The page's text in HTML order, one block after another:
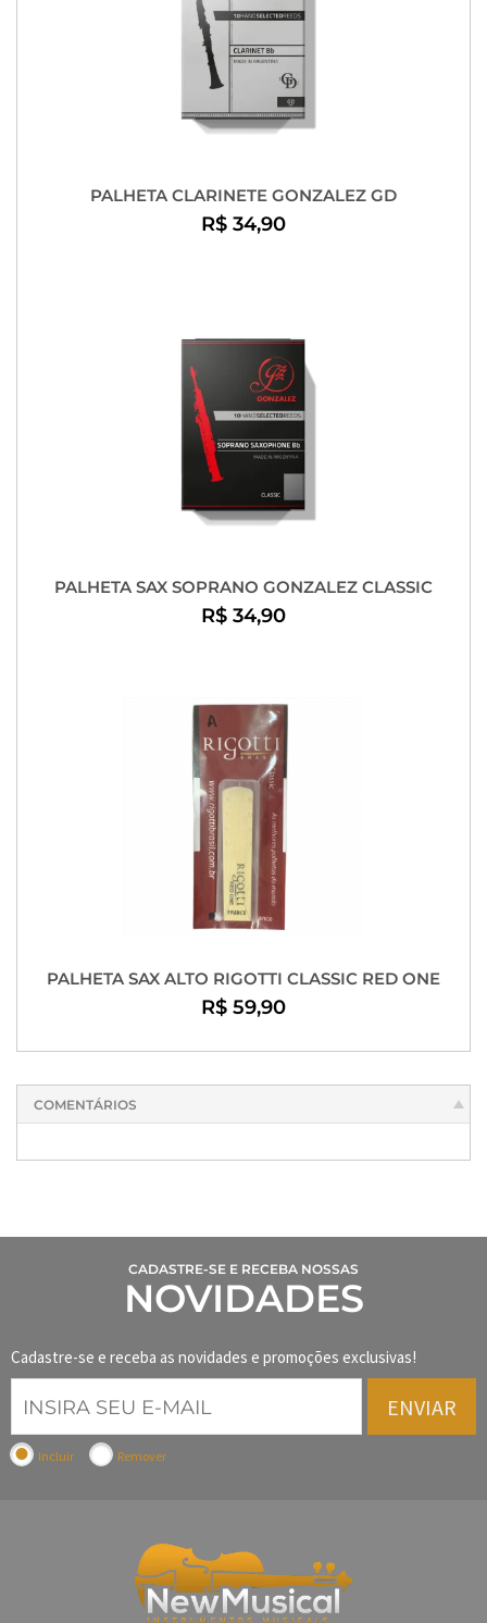
PALHETA CLARINETE GONZALEZ GD
R$ 34,90
PALHETA SAX SOPRANO GONZALEZ CLASSIC
R$ 34,90
PALHETA SAX ALTO RIGOTTI CLASSIC RED ONE
R$ 59,90
COMENTÁRIOS
CADASTRE-SE E RECEBA NOSSAS
NOVIDADES
Cadastre-se e receba as novidades e promoções exclusivas!
ENVIAR
Incluir Remover